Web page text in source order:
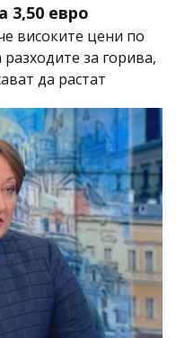
3,50 евро
високите цени по
за горива,
да растат